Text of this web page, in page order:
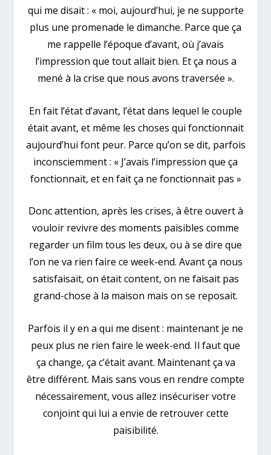
qui me disait : « moi, aujourd’hui, je ne supporte
plus une promenade le dimanche. Parce que ça
me rappelle l’époque d’avant, où j’avais
l’impression que tout allait bien. Et ça nous a
mené à la crise que nous avons traversée ».
En fait l’état d’avant, l’état dans lequel le couple
était avant, et même les choses qui fonctionnait
aujourd’hui font peur. Parce qu’on se dit, parfois
inconsciemment : « J’avais l’impression que ça
fonctionnait, et en fait ça ne fonctionnait pas »
Donc attention, après les crises, à être ouvert à
vouloir revivre des moments paisibles comme
regarder un film tous les deux, ou à se dire que
l’on ne va rien faire ce week-end. Avant ça nous
satisfaisait, on était content, on ne faisait pas
grand-chose à la maison mais on se reposait.
Parfois il y en a qui me disent : maintenant je ne
peux plus ne rien faire le week-end. Il faut que
ça change, ça c’était avant. Maintenant ça va
être différent. Mais sans vous en rendre compte
nécessairement, vous allez insécuriser votre
conjoint qui lui a envie de retrouver cette
paisibilité.